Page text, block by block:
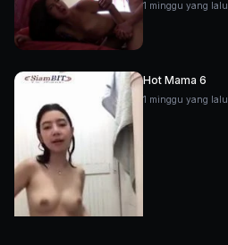
1 minggu yang lalu
Hot Mama 6
1 minggu yang lalu